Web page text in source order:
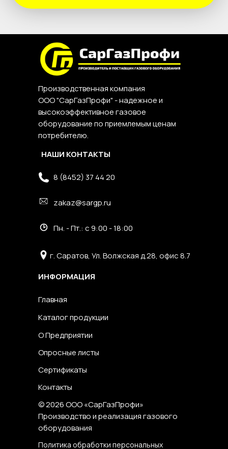
г. Саратов, Ул. Волжская д.28, офис 8.7
8 (8452) 37 44 20
zakaz@sargp.ru
Главная
Каталог продукции
О Предприятии
Опросные листы
Сертификаты
Контакты
Производственная компания
ООО "СарГазПрофи" - надежное и
высокоэффективное газовое
оборудование по приемлемым ценам
потребителю.
НАШИ КОНТАКТЫ
Пн. - Пт.: с 9:00 - 18:00
ИНФОРМАЦИЯ
© 2026 ООО «СарГазПрофи»
Производство и реализация газового
оборудования
Политика обработки персональных